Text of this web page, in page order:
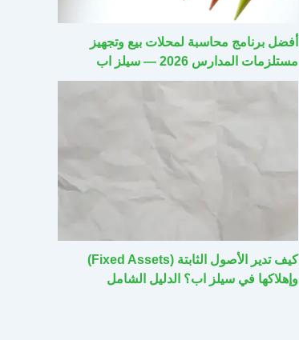
أفضل برنامج محاسبة لمحلات بيع وتجهيز
مستلزمات المدارس 2026 — سيلز اب
كيف تدير الأصول الثابتة (Fixed Assets)
وإهلاكها في سيلز اب؟ الدليل الشامل